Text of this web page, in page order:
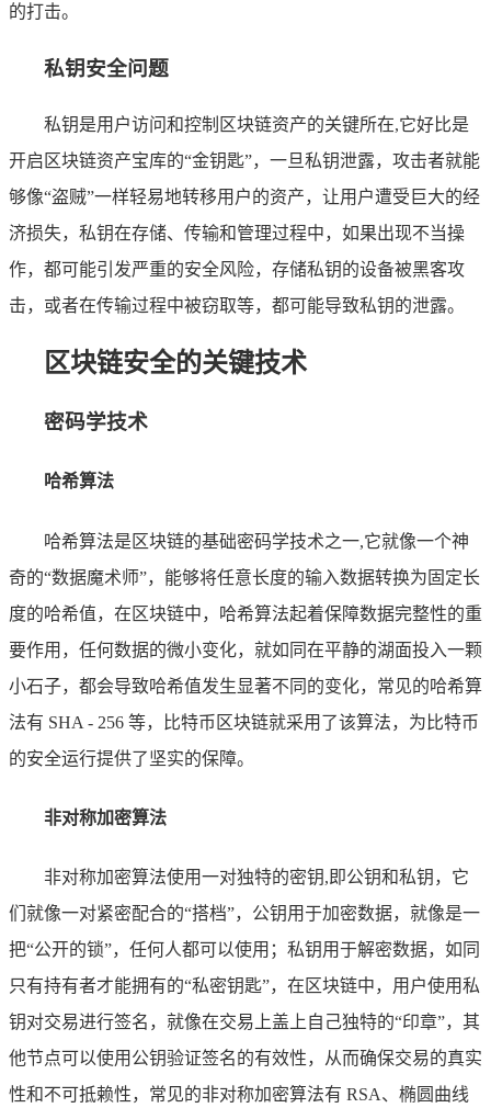
的打击。
私钥安全问题
私钥是用户访问和控制区块链资产的关键所在,它好比是
开启区块链资产宝库的“金钥匙”，一旦私钥泄露，攻击者就能
够像“盗贼”一样轻易地转移用户的资产，让用户遭受巨大的经
济损失，私钥在存储、传输和管理过程中，如果出现不当操
作，都可能引发严重的安全风险，存储私钥的设备被黑客攻
击，或者在传输过程中被窃取等，都可能导致私钥的泄露。
区块链安全的关键技术
密码学技术
哈希算法
哈希算法是区块链的基础密码学技术之一,它就像一个神
奇的“数据魔术师”，能够将任意长度的输入数据转换为固定长
度的哈希值，在区块链中，哈希算法起着保障数据完整性的重
要作用，任何数据的微小变化，就如同在平静的湖面投入一颗
小石子，都会导致哈希值发生显著不同的变化，常见的哈希算
法有 SHA - 256 等，比特币区块链就采用了该算法，为比特币
的安全运行提供了坚实的保障。
非对称加密算法
非对称加密算法使用一对独特的密钥,即公钥和私钥，它
们就像一对紧密配合的“搭档”，公钥用于加密数据，就像是一
把“公开的锁”，任何人都可以使用；私钥用于解密数据，如同
只有持有者才能拥有的“私密钥匙”，在区块链中，用户使用私
钥对交易进行签名，就像在交易上盖上自己独特的“印章”，其
他节点可以使用公钥验证签名的有效性，从而确保交易的真实
性和不可抵赖性，常见的非对称加密算法有 RSA、椭圆曲线